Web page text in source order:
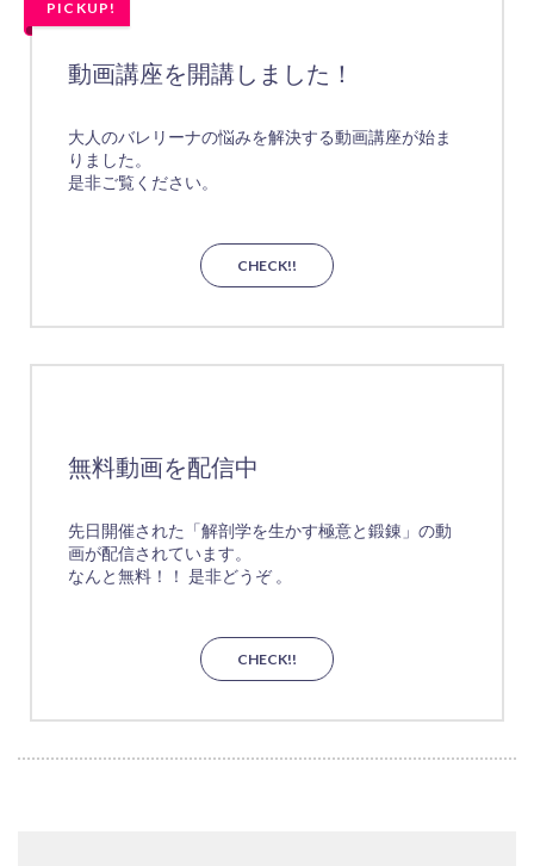
PICKUP!
動画講座を開講しました！
大人のバレリーナの悩みを解決する動画講座が始ま
りました。
是非ご覧ください。
CHECK!!
無料動画を配信中
先日開催された「解剖学を生かす極意と鍛錬」の動
画が配信されています。
なんと無料！！ 是非どうぞ 。
CHECK!!